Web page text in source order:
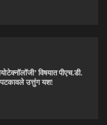
विषयात पीएच.डी.
पटकावले उत्तुंग यश!